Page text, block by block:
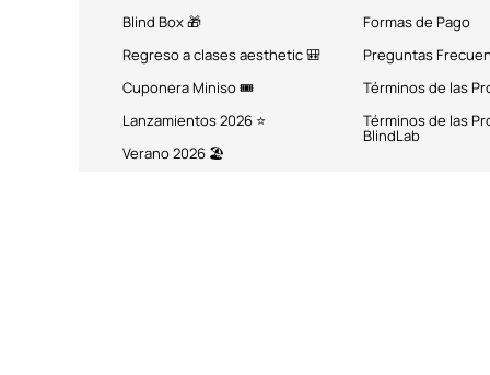
Blind Box 🎁
Regreso a clases aesthetic 🎒
Cuponera Miniso 🎟️
Lanzamientos 2026 ⭐
Verano 2026 🏖️
Formas de Pago
Preguntas
Términos de las
Términos de las
BlindLab